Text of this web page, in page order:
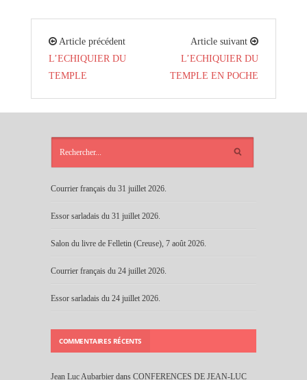
Article précédent
L’ECHIQUIER DU
TEMPLE
Article suivant
L’ECHIQUIER DU
TEMPLE EN POCHE
Courrier français du 31 juillet 2026.
Essor sarladais du 31 juillet 2026.
Salon du livre de Felletin (Creuse), 7 août 2026.
Courrier français du 24 juillet 2026.
Essor sarladais du 24 juillet 2026.
COMMENTAIRES RÉCENTS
Jean Luc Aubarbier dans CONFERENCES DE JEAN-LUC